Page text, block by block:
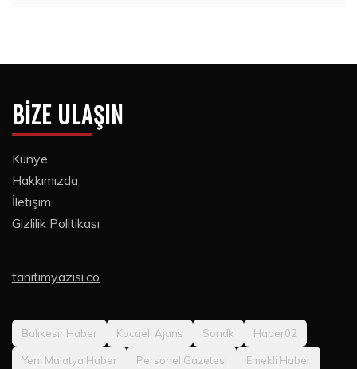
BIZE ULAŞIN
Künye
Hakkımızda
İletişim
Gizlilik Politikası
tanitimyazisi.co
Balıkesir Haber Kocaeli Ajans Sondk Haber02
Yeni Malatya Haber Personel Gazetesi Emekli Haber